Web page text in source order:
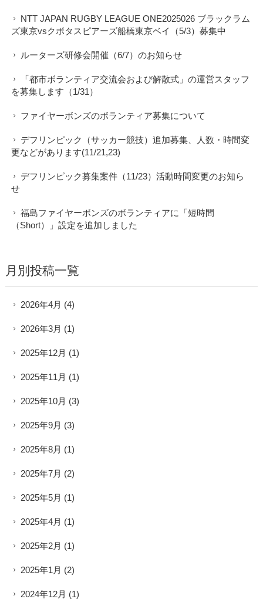
NTT JAPAN RUGBY LEAGUE ONE2025026 ブラックラム
ズ東京vsクボタスピアーズ船橋東京ベイ（5/3）募集中
ルーターズ研修会開催（6/7）のお知らせ
「都市ボランティア交流会および解散式」の運営スタッフ
を募集します（1/31）
ファイヤーボンズのボランティア募集について
デフリンピック（サッカー競技）追加募集、人数・時間変
更などがあります(11/21,23)
デフリンピック募集案件（11/23）活動時間変更のお知ら
せ
福島ファイヤーボンズのボランティアに「短時間
（Short）」設定を追加しました
月別投稿一覧
2026年4月 (4)
2026年3月 (1)
2025年12月 (1)
2025年11月 (1)
2025年10月 (3)
2025年9月 (3)
2025年8月 (1)
2025年7月 (2)
2025年5月 (1)
2025年4月 (1)
2025年2月 (1)
2025年1月 (2)
2024年12月 (1)